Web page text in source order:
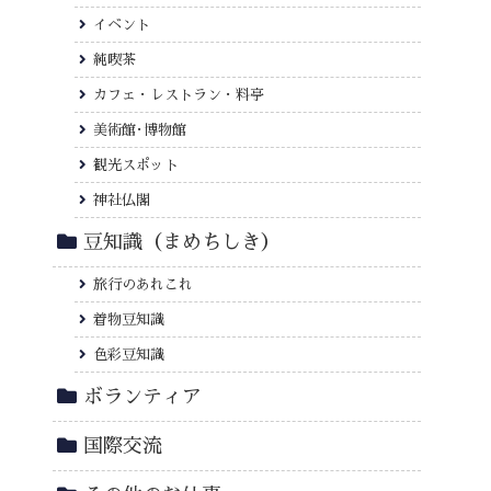
イベント
純喫茶
カフェ・レストラン・料亭
美術館･博物館
観光スポット
神社仏閣
豆知識（まめちしき）
旅行のあれこれ
着物豆知識
色彩豆知識
ボランティア
国際交流